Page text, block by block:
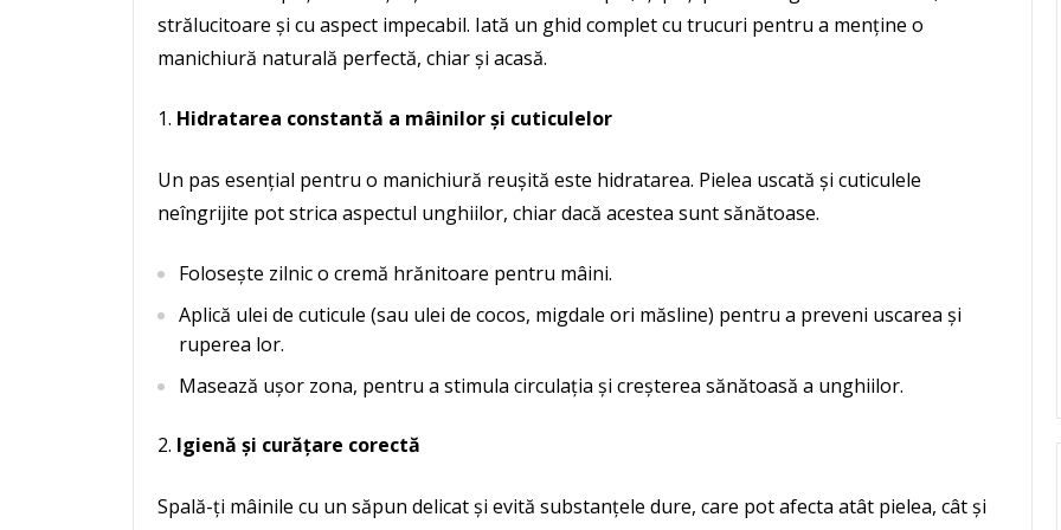
strălucitoare și cu aspect impecabil. Iată un ghid complet cu trucuri pentru a menține o
manichiură naturală perfectă, chiar și acasă.
Hidratarea constantă a mâinilor și cuticulelor
Un pas esențial pentru o manichiură reușită este hidratarea. Pielea uscată și cuticulele
neîngrijite pot strica aspectul unghiilor, chiar dacă acestea sunt sănătoase.
Folosește zilnic o cremă hrănitoare pentru mâini.
Aplică ulei de cuticule (sau ulei de cocos, migdale ori măsline) pentru a preveni uscarea și
ruperea lor.
Masează ușor zona, pentru a stimula circulația și creșterea sănătoasă a unghiilor.
Igienă și curățare corectă
Spală-ți mâinile cu un săpun delicat și evită substanțele dure, care pot afecta atât pielea, cât și